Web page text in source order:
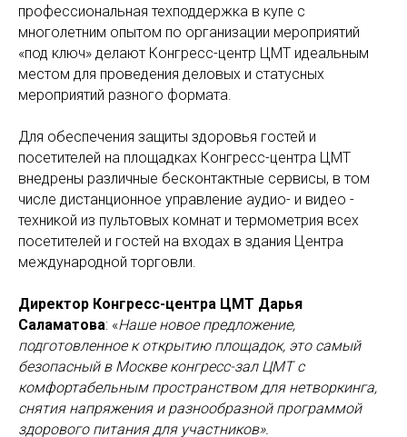
профессиональная техподдержка в купе с
многолетним опытом по организации мероприятий
«под ключ» делают Конгресс-центр ЦМТ идеальным
местом для проведения деловых и статусных
мероприятий разного формата.
Для обеспечения защиты здоровья гостей и
посетителей на площадках Конгресс-центра ЦМТ
внедрены различные бесконтактные сервисы, в том
числе дистанционное управление аудио- и видео -
техникой из пультовых комнат и термометрия всех
посетителей и гостей на входах в здания Центра
международной торговли.
Директор Конгресс-центра ЦМТ Дарья
Саламатова: «Наше новое предложение,
подготовленное к открытию площадок, это самый
безопасный в Москве конгресс-зал ЦМТ с
комфортабельным пространством для нетворкинга,
снятия напряжения и разнообразной программой
здорового питания для участников».